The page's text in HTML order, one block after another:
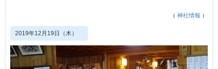
（ 神社情報 ）
2019年12月19日（木）